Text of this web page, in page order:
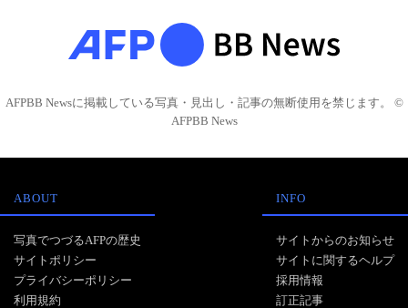
AFPBB Newsに掲載している写真・見出し・記事の無断使用を禁じます。 ©
AFPBB News
ABOUT
写真でつづるAFPの歴史
サイトポリシー
プライバシーポリシー
利用規約
INFO
サイトからのお知らせ
サイトに関するヘルプ
採用情報
訂正記事